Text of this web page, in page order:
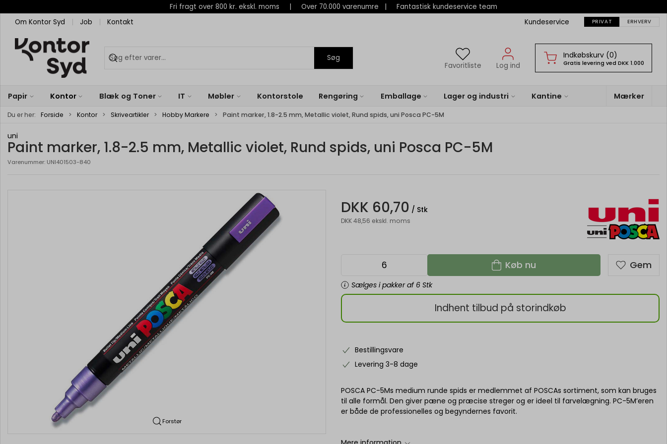
Fri fragt over 800 kr. ekskl. moms | Over 70.000 varenumre | Fantastisk kundeservice team
Om Kontor Syd
Job Kontakt Kundeservice PRIVAT ERHVERV
Søg
Favoritliste
Log ind
Indkøbskurv (0)
Gratis levering ved DKK 1.000
Papir Kontor Blæk og Toner IT Møbler Kontorstole Rengøring Emballage Lager og industri Kantine Mærker
Du er her: Forside Kontor Skriveartikler Hobby Markere Paint marker, 1.8-2.5 mm, Metallic violet, Rund spids, uni Posca PC-5M
uni
Paint marker, 1.8-2.5 mm, Metallic violet, Rund spids, uni Posca PC-5M
Varenummer: UNI401503-840
Forstør
DKK 60,70 / Stk
DKK 48,56 ekskl. moms
Køb nu
Sælges i pakker af 6 Stk
Gem
Indhent tilbud på storindkøb
Bestillingsvare
Levering 3-8 dage
POSCA PC-5Ms medium runde spids er medlemmet af POSCAs sortiment, som kan bruges
til alle formål. Den giver pæne og præcise streger og er ideel til farvelægning. PC-5M’eren
er både de professionelles og begyndernes favorit.